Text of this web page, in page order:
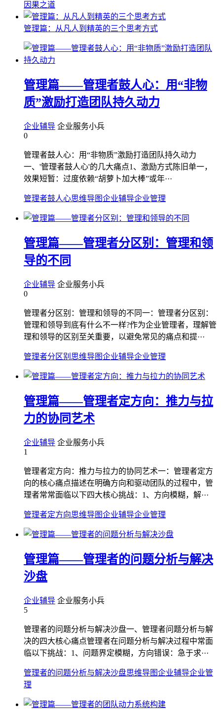
因果之道
管理篇：从凡人到精英的三个思考方式
管理篇——管理者鼓人心：用“非物
质”激励打造团队持久动力
企业辅导 企业服务小兵
0
管理者鼓人心：用“非物质”激励打造团队持久动力
一、'管理者鼓人心'的几大痛点1、激励方式陈旧单一，
效果短暂：过度依赖“胡萝卜加大棒”或年···
管理者鼓人心思维导图企业辅导企业管理
管理篇——管理者分区别：管理和领
导的不同
企业辅导 企业服务小兵
0
管理者分区别：管理和领导的不同一：管理者分区别：
管理和领导到底有什么不一样?作为企业管理者，理解管
理和领导的区别至关重要，以避免常见的痛点和提···
管理者分区别 思维导图企业辅导企业管理
管理篇——管理者定方向：推力与拉
力的协同艺术
企业辅导 企业服务小兵
1
管理者定方向：推力与拉力的协同艺术一：管理者定方
向的核心痛点描述在明确方向和驱动团队的过程中，管
理者常常面临以下四大核心挑战：1、方向模糊，解···
管理者定方向思维导图企业辅导企业管理
管理篇——管理者的问题分析与解决
沙盘
企业辅导 企业服务小兵
5
管理者的问题分析与解决沙盘一、管理者问题分析与解
决的四大核心痛点管理者在问题分析与解决过程中常面
临以下挑战：1、问题界定模糊，方向错误：急于求···
管理者的问题分析与解决沙盘思维导图企业辅导企业管
理